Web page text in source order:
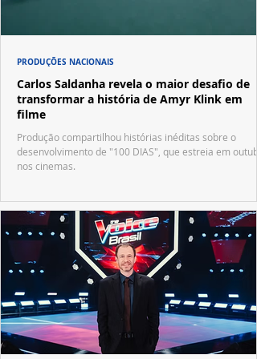
Carlos Saldanha revela o maior desafio de
transformar a história de Amyr Klink em
filme
Produção compartilhou histórias inéditas sobre o
desenvolvimento de "100 DIAS", que estreia em
nos cinemas.
PRODUÇÕES NACIONAIS